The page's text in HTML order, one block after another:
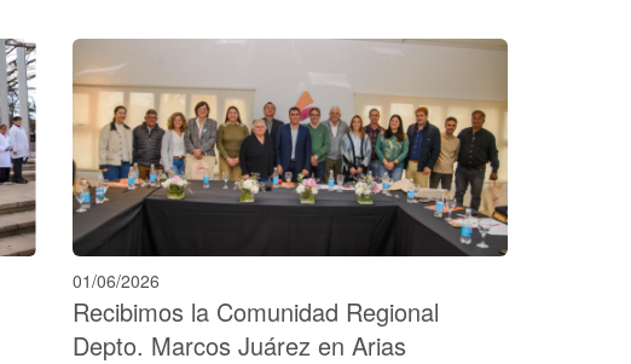
01/06/2026
Recibimos la Comunidad Regional
Depto. Marcos Juárez en Arias